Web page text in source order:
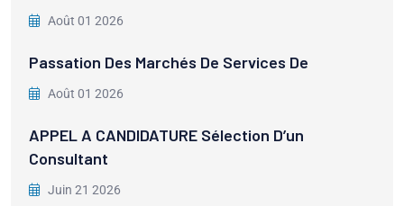
Août 01 2026
Passation Des Marchés De Services De
Août 01 2026
APPEL A CANDIDATURE Sélection D’un
Consultant
Juin 21 2026